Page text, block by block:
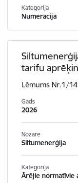
Kategorija
Numerācija
tarifu
Lēmums Nr.1/
Gads
2026
Nozare
Siltumenerģija
Kategorija
Ārējie normatīvie